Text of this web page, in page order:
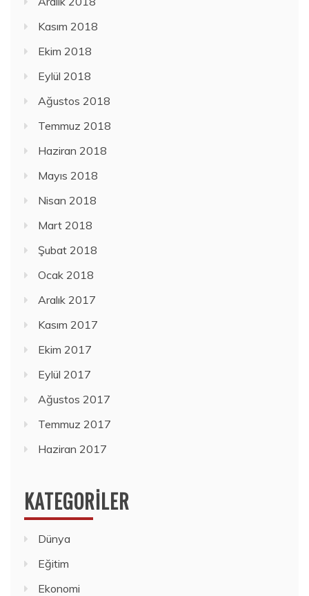
Kasım 2018
Ekim 2018
Eylül 2018
Ağustos 2018
Temmuz 2018
Haziran 2018
Mayıs 2018
Nisan 2018
Mart 2018
Şubat 2018
Ocak 2018
Aralık 2017
Kasım 2017
Ekim 2017
Eylül 2017
Ağustos 2017
Temmuz 2017
Haziran 2017
KATEGORILER
Dünya
Eğitim
Ekonomi